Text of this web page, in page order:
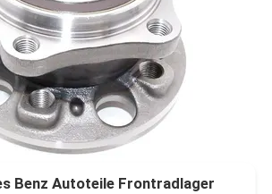
Benz Autoteile Frontradlager